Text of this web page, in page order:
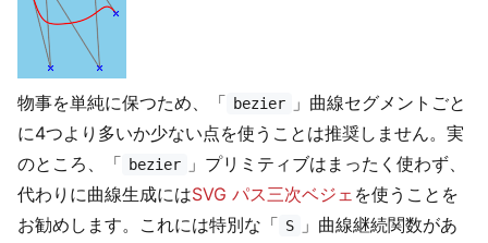
物事を単純に保つため、「 bezier
」曲線セグメントごと
に4つより多いか少ない点を使うことは推奨しません。実
のところ、「 bezier
」プリミティブはまったく使わず、
代わりに曲線生成にはSVG パス三次ベジェ を使うことを
お勧めします。これには特別な「 S
」曲線継続関数があ